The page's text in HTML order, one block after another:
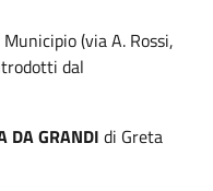
(via A. Rossi,
dal
DA GRANDI di Greta